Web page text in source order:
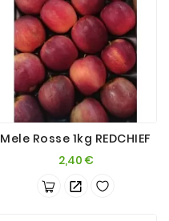
Mele Rosse 1kg REDCHIEF
2,40 €Prezzo